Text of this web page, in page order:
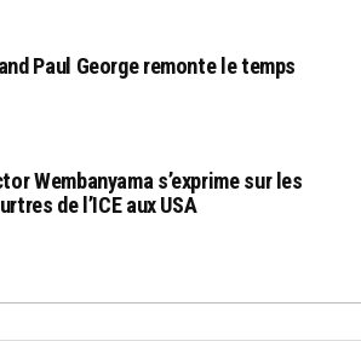
Paul George remonte le temps
Wembanyama s’exprime sur les
de l’ICE aux USA